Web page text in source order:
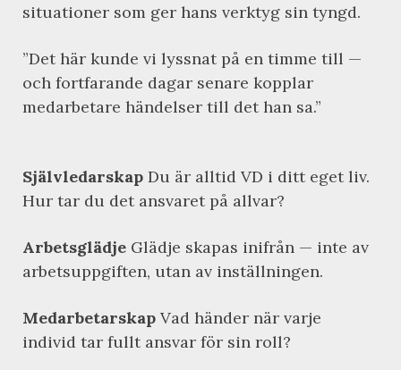
situationer som ger hans verktyg sin tyngd.
”Det här kunde vi lyssnat på en timme till —
och fortfarande dagar senare kopplar
medarbetare händelser till det han sa.”
Självledarskap Du är alltid VD i ditt eget liv.
Hur tar du det ansvaret på allvar?
Arbetsglädje Glädje skapas inifrån — inte av
arbetsuppgiften, utan av inställningen.
Medarbetarskap Vad händer när varje
individ tar fullt ansvar för sin roll?